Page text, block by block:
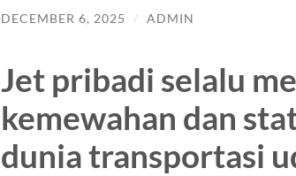
DECEMBER 6, 2025 / ADMIN
Jet pribadi selalu
kemewahan dan
dunia transportasi